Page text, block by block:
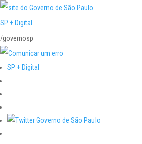
SP + Digital
/governosp
SP + Digital